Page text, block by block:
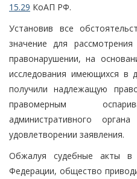
15.29 КоАП РФ.
Установив все
значение для
правонарушении, на
исследования имеющихся в
получили надлежащую
правомерным
административного
удовлетворении заявления.
Обжалуя судебные акты в
Федерации, общество